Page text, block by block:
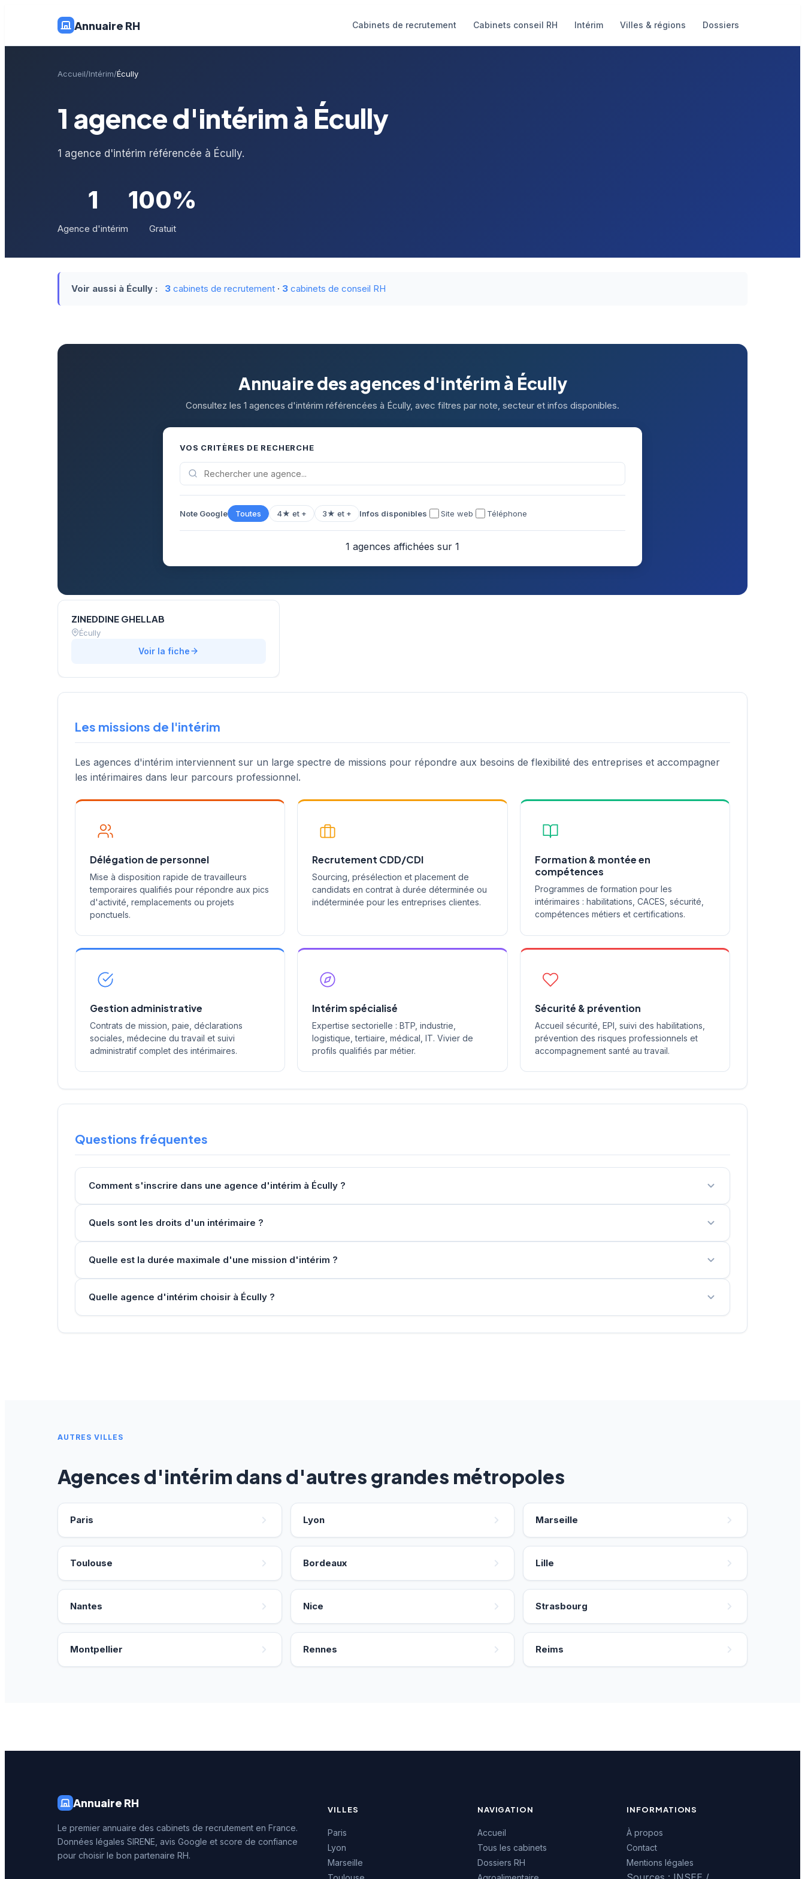
Annuaire RH Cabinets de recrutement Cabinets conseil RH Intérim Villes & régions Dossiers
Accueil Intérim Écully
1 agence d'intérim à Écully
1 agence d'intérim référencée à Écully.
1
Agence d'intérim
100%
Gratuit
Voir aussi à Écully : 3 cabinets de recrutement · 3 cabinets de conseil RH
Annuaire des agences d'intérim à Écully
Consultez les 1 agences d'intérim référencées à Écully, avec filtres par note, secteur et infos disponibles.
VOS CRITÈRES DE RECHERCHE
Note Google Toutes 4★ et + 3★ et + Infos disponibles Site web Téléphone
1 agences affichées sur 1
ZINEDDINE GHELLAB
Écully
Voir la fiche
Les missions de l'intérim
Les agences d'intérim interviennent sur un large spectre de missions pour répondre aux besoins de flexibilité des entreprises et accompagner
les intérimaires dans leur parcours professionnel.
Délégation de personnel
Mise à disposition rapide de travailleurs
temporaires qualifiés pour répondre aux pics
d'activité, remplacements ou projets
ponctuels.
Recrutement CDD/CDI
Sourcing, présélection et placement de
candidats en contrat à durée déterminée ou
indéterminée pour les entreprises clientes.
Formation & montée en
compétences
Programmes de formation pour les
intérimaires : habilitations, CACES, sécurité,
compétences métiers et certifications.
Gestion administrative
Contrats de mission, paie, déclarations
sociales, médecine du travail et suivi
administratif complet des intérimaires.
Intérim spécialisé
Expertise sectorielle : BTP, industrie,
logistique, tertiaire, médical, IT. Vivier de
profils qualifiés par métier.
Sécurité & prévention
Accueil sécurité, EPI, suivi des habilitations,
prévention des risques professionnels et
accompagnement santé au travail.
Questions fréquentes
Comment s'inscrire dans une agence d'intérim à Écully ?
Quels sont les droits d'un intérimaire ?
Quelle est la durée maximale d'une mission d'intérim ?
Quelle agence d'intérim choisir à Écully ?
AUTRES VILLES
Agences d'intérim dans d'autres grandes métropoles
Paris Lyon Marseille
Toulouse Bordeaux Lille
Nantes Nice Strasbourg
Montpellier Rennes Reims
Annuaire RH
Le premier annuaire des cabinets de recrutement en France.
Données légales SIRENE, avis Google et score de confiance
pour choisir le bon partenaire RH.
VILLES
Paris
Lyon
Marseille
NAVIGATION
Accueil
Tous les cabinets
Dossiers RH
INFORMATIONS
À propos
Contact
Mentions légales